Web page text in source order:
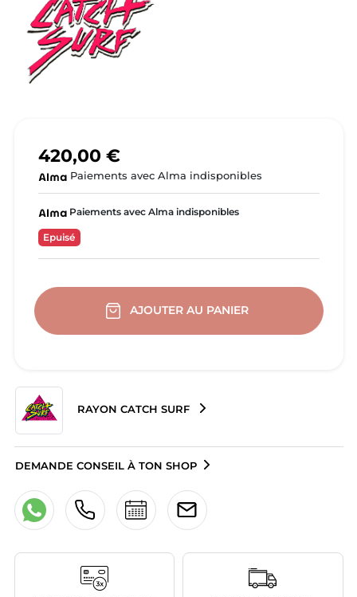
420,00 €
Paiements avec Alma indisponibles
Paiements avec Alma indisponibles
Epuisé
AJOUTER AU PANIER
RAYON CATCH SURF
DEMANDE CONSEIL À TON SHOP